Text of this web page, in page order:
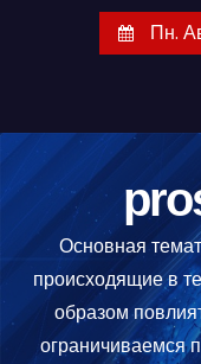
Пн.
Основная
происходящие в
образом
ограничиваемся